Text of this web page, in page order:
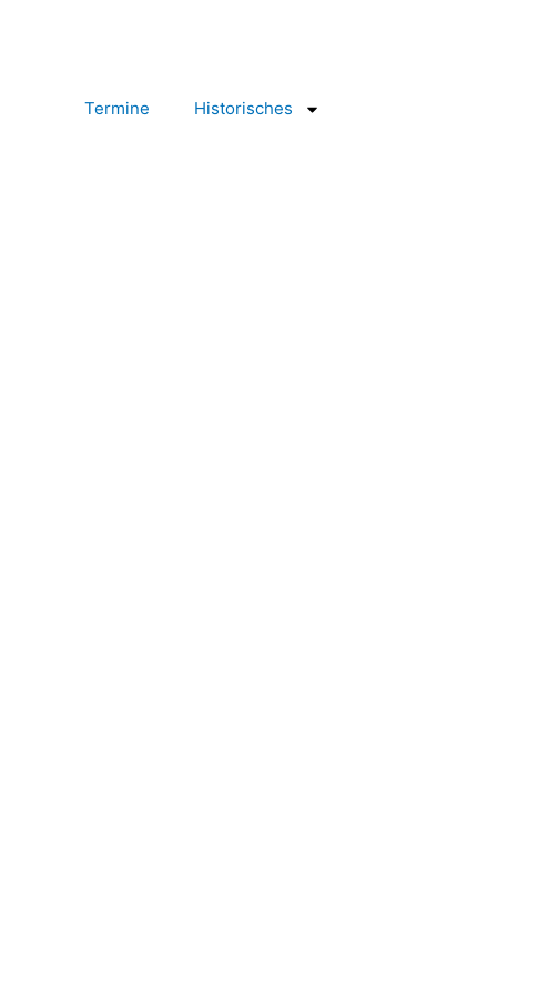
Termine Historisches